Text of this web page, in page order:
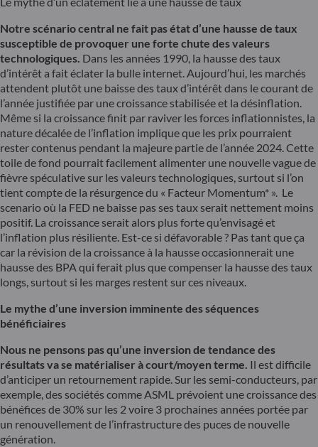
Notre scénario central ne fait pas état d’une hausse de taux
susceptible de provoquer une forte chute des valeurs
technologiques. Dans les années 1990, la hausse des taux
d’intérêt a fait éclater la bulle internet. Aujourd’hui, les marchés
attendent plutôt une baisse des taux d’intérêt dans le courant de
l’année justifiée par une croissance stabilisée et la désinflation.
Même si la croissance finit par raviver les forces inflationnistes, la
nature décalée de l’inflation implique que les prix pourraient
rester contenus pendant la majeure partie de l’année 2024. Cette
toile de fond pourrait facilement alimenter une nouvelle vague de
fièvre spéculative sur les valeurs technologiques, surtout si l’on
tient compte de la résurgence du « Facteur Momentum* ». Le
scenario où la FED ne baisse pas ses taux serait nettement moins
positif. La croissance serait alors plus forte qu’envisagé et
l’inflation plus résiliente. Est-ce si défavorable ? Pas tant que ça
car la révision de la croissance à la hausse occasionnerait une
hausse des BPA qui ferait plus que compenser la hausse des taux
longs, surtout si les marges restent sur ces niveaux.
Le mythe d’une inversion imminente des séquences
bénéficiaires
Nous ne pensons pas qu’une inversion de tendance des
résultats va se matérialiser à court/moyen terme. Il est difficile
d’anticiper un retournement rapide. Sur les semi-conducteurs, par
exemple, des sociétés comme ASML prévoient une croissance des
bénéfices de 30% sur les 2 voire 3 prochaines années portée par
un renouvellement de l’infrastructure des puces de nouvelle
génération.